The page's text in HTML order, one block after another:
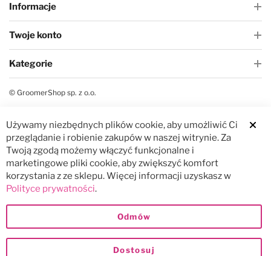
Informacje
Twoje konto
Kategorie
© GroomerShop sp. z o.o.
Używamy niezbędnych plików cookie, aby umożliwić Ci
przeglądanie i robienie zakupów w naszej witrynie. Za
Twoją zgodą możemy włączyć funkcjonalne i
marketingowe pliki cookie, aby zwiększyć komfort
korzystania z ze sklepu. Więcej informacji uzyskasz w
Polityce prywatności.
Dostosuj
Odmów